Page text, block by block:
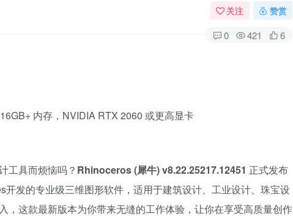
关注 赞赏
0 421 6
内存，NVIDIA RTX 2060 或更高显卡
工具而烦恼吗？ Rhinoceros (犀牛) v8.22.25217.12451 正式发布
发的专业级三维图形软件，适用于建筑设计、工业设计、珠宝设
，这款最新版本为你带来无缝的工作体验，让你在享受高质量创作